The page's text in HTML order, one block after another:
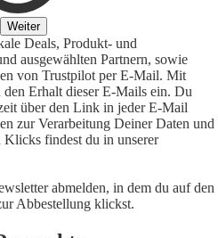
Weiter
Deals, Produkt- und
ausgewählten Partnern, sowie
von Trustpilot per E-Mail. Mit
Erhalt dieser E-Mails ein. Du
über den Link in jeder E-Mail
zur Verarbeitung Deiner Daten und
findest du in unserer
abmelden, in dem du auf den
Abbestellung klickst.